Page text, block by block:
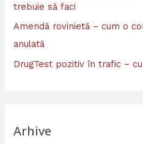
trebuie să faci
Amendă rovinietă – cum o
anulată
DrugTest pozitiv în trafic –
Arhive